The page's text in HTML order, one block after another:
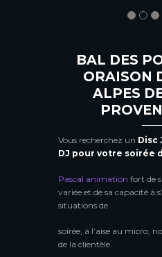
BAL DES
ORAISON
ALPES
Vous recherchez un Disc
DJ pour votre soirée
Pascal animation fort de
variée et de sa capacité à
situations de
soirée, à l’aise au micro,
de la clientèle.